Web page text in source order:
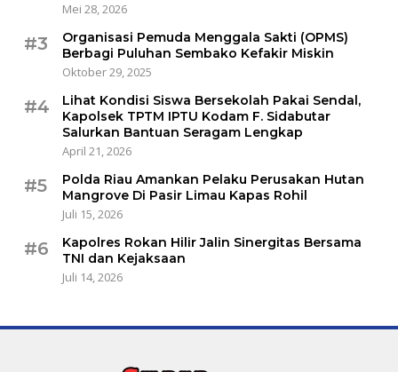
Mei 28, 2026
#3
Organisasi Pemuda Menggala Sakti (OPMS)
Berbagi Puluhan Sembako Kefakir Miskin
Oktober 29, 2025
#4
Lihat Kondisi Siswa Bersekolah Pakai Sendal,
Kapolsek TPTM IPTU Kodam F. Sidabutar
Salurkan Bantuan Seragam Lengkap
April 21, 2026
#5
Polda Riau Amankan Pelaku Perusakan Hutan
Mangrove Di Pasir Limau Kapas Rohil
Juli 15, 2026
#6
Kapolres Rokan Hilir Jalin Sinergitas Bersama
TNI dan Kejaksaan
Juli 14, 2026